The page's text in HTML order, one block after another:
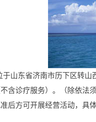
山东省济南市历下区转
含诊疗服务）。（除依
后方可开展经营活动，